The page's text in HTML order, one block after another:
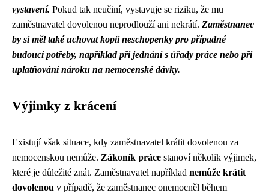
vystavení. Pokud tak neučiní, vystavuje se riziku, že mu
zaměstnavatel dovolenou neprodlouží ani nekrátí. Zaměstnanec
by si měl také uchovat kopii neschopenky pro případné
budoucí potřeby, například při jednání s úřady práce nebo při
uplatňování nároku na nemocenské dávky.
Výjimky z krácení
Existují však situace, kdy zaměstnavatel krátit dovolenou za
nemocenskou nemůže. Zákoník práce stanoví několik výjimek,
které je důležité znát. Zaměstnavatel například nemůže krátit
dovolenou v případě, že zaměstnanec onemocněl během